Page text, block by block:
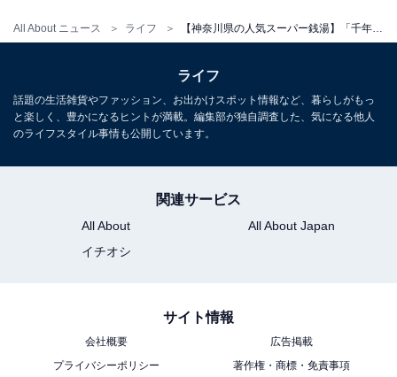
All About ニュース ライフ
湯 横浜芹が谷店」は黒湯の天然温泉が自慢。食
事処のおつまみメニューも充実
ライフ
話題の生活雑貨やファッション、お出かけスポット情報など、暮らしがもっ
と楽しく、豊かになるヒントが満載。編集部が独自調査した、気になる他人
のライフスタイル事情も公開しています。
関連サービス
All About
All About Japan
イチオシ
サイト情報
会社概要
広告掲載
プライバシーポリシー
著作権・商標・免責事項